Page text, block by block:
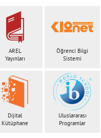
AREL
Yayınları
Öğrenci Bilgi
Sistemi
Dijital
Kütüphane
Uluslararası
Programlar